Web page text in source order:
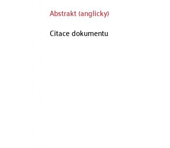
Abstrakt (anglicky)
Citace dokumentu